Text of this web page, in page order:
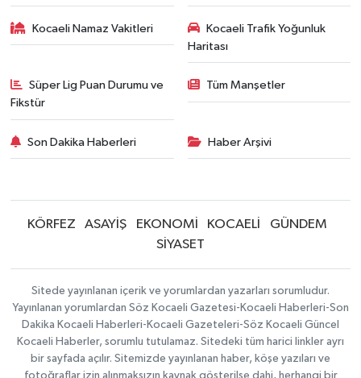
Kocaeli Namaz Vakitleri
Kocaeli Trafik Yoğunluk
Haritası
Süper Lig Puan Durumu ve
Fikstür
Tüm Manşetler
Son Dakika Haberleri Haber Arşivi
KÖRFEZ ASAYİŞ EKONOMİ KOCAELİ
GÜNDEM
SİYASET
Sitede yayınlanan içerik ve yorumlardan yazarları sorumludur.
Yayınlanan yorumlardan Söz Kocaeli Gazetesi-Kocaeli Haberleri-Son
Dakika Kocaeli Haberleri-Kocaeli Gazeteleri-Söz Kocaeli Güncel
Kocaeli Haberler, sorumlu tutulamaz. Sitedeki tüm harici linkler ayrı
bir sayfada açılır. Sitemizde yayınlanan haber, köşe yazıları ve